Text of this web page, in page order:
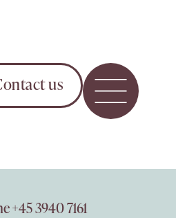
us
+45 3940 7161